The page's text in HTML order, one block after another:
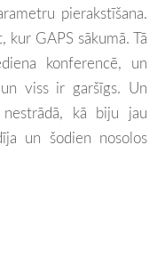
pierakstīšana.
GAPS sākumā. Tā
konferencē, un
viss ir garšīgs. Un
kā biju jau
un šodien nosolos